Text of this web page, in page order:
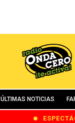
ÚLTIMAS NOTICIAS